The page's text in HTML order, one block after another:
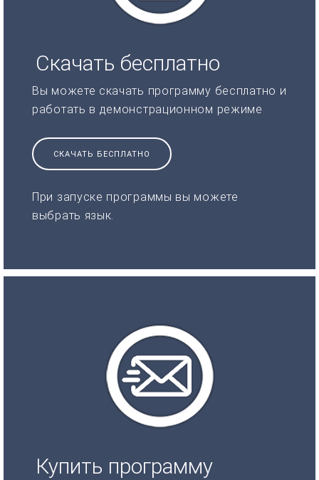
Скачать бесплатно
Вы можете скачать программу бесплатно и
работать в демонстрационном режиме
СКАЧАТЬ БЕСПЛАТНО
При запуске программы вы можете
выбрать язык.
Купить программу